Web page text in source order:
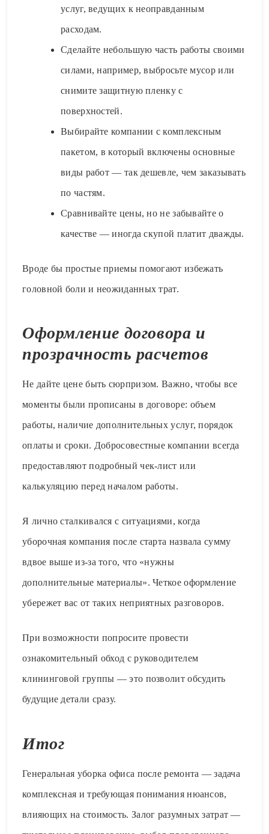
услуг, ведущих к неоправданным
расходам.
Сделайте небольшую часть работы своими
силами, например, выбросьте мусор или
снимите защитную пленку с
поверхностей.
Выбирайте компании с комплексным
пакетом, в который включены основные
виды работ — так дешевле, чем заказывать
по частям.
Сравнивайте цены, но не забывайте о
качестве — иногда скупой платит дважды.
Вроде бы простые приемы помогают избежать
головной боли и неожиданных трат.
Оформление договора и
прозрачность расчетов
Не дайте цене быть сюрпризом. Важно, чтобы все
моменты были прописаны в договоре: объем
работы, наличие дополнительных услуг, порядок
оплаты и сроки. Добросовестные компании всегда
предоставляют подробный чек-лист или
калькуляцию перед началом работы.
Я лично сталкивался с ситуациями, когда
уборочная компания после старта назвала сумму
вдвое выше из-за того, что «нужны
дополнительные материалы». Четкое оформление
убережет вас от таких неприятных разговоров.
При возможности попросите провести
ознакомительный обход с руководителем
клининговой группы — это позволит обсудить
будущие детали сразу.
Итог
Генеральная уборка офиса после ремонта — задача
комплексная и требующая понимания нюансов,
влияющих на стоимость. Залог разумных затрат —